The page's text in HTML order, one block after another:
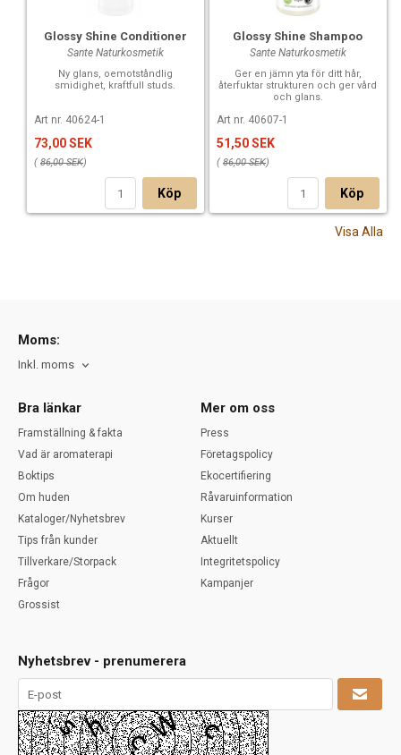
Glossy Shine Conditioner
Sante Naturkosmetik
Ny glans, oemotståndlig
smidighet, kraftfull studs.
Art nr. 40624-1
73,00 SEK
( 86,00 SEK)
Köp
Glossy Shine Shampoo
Sante Naturkosmetik
Ger en jämn yta för ditt hår,
återfuktar strukturen och ger vård
och glans.
Art nr. 40607-1
51,50 SEK
( 86,00 SEK)
Köp
Visa Alla
Moms:
Inkl. moms
Bra länkar
Framställning & fakta
Vad är aromaterapi
Boktips
Om huden
Kataloger/Nyhetsbrev
Tips från kunder
Tillverkare/Storpack
Frågor
Grossist
Mer om oss
Press
Företagspolicy
Ekocertifiering
Råvaruinformation
Kurser
Aktuellt
Integritetspolicy
Kampanjer
Nyhetsbrev - prenumerera